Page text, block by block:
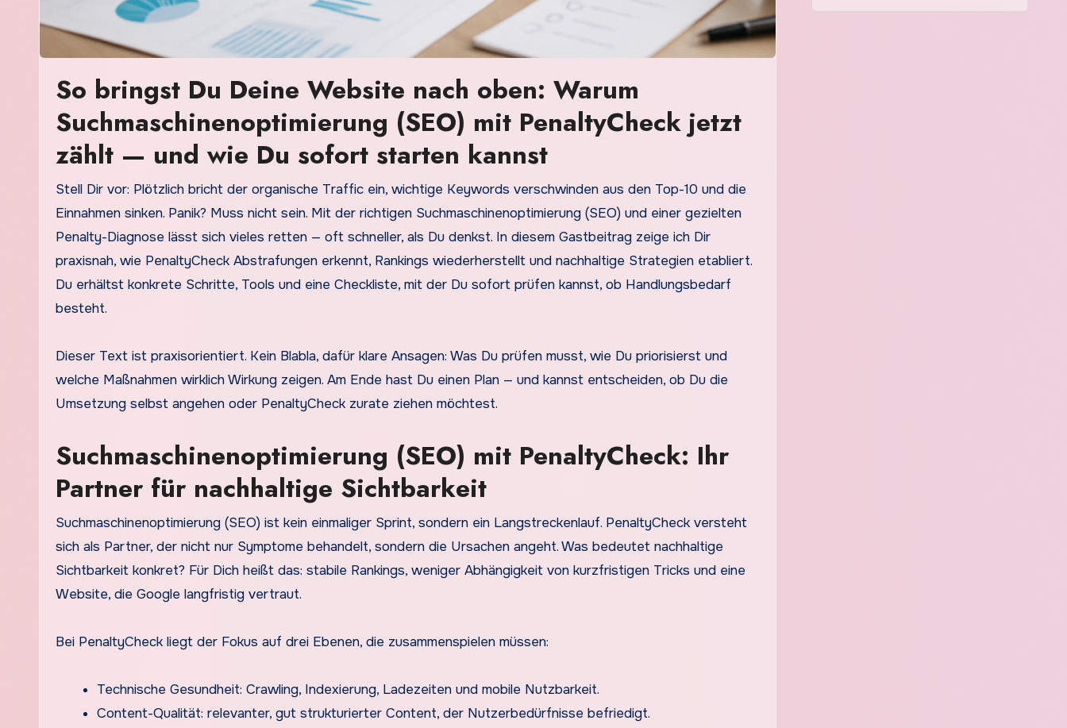
So bringst Du Deine Website nach oben: Warum
Suchmaschinenoptimierung (SEO) mit PenaltyCheck jetzt
zählt — und wie Du sofort starten kannst
Stell Dir vor: Plötzlich bricht der organische Traffic ein, wichtige Keywords verschwinden aus den Top-10 und die
Einnahmen sinken. Panik? Muss nicht sein. Mit der richtigen Suchmaschinenoptimierung (SEO) und einer gezielten
Penalty-Diagnose lässt sich vieles retten — oft schneller, als Du denkst. In diesem Gastbeitrag zeige ich Dir
praxisnah, wie PenaltyCheck Abstrafungen erkennt, Rankings wiederherstellt und nachhaltige Strategien etabliert.
Du erhältst konkrete Schritte, Tools und eine Checkliste, mit der Du sofort prüfen kannst, ob Handlungsbedarf
besteht.
Dieser Text ist praxisorientiert. Kein Blabla, dafür klare Ansagen: Was Du prüfen musst, wie Du priorisierst und
welche Maßnahmen wirklich Wirkung zeigen. Am Ende hast Du einen Plan — und kannst entscheiden, ob Du die
Umsetzung selbst angehen oder PenaltyCheck zurate ziehen möchtest.
Suchmaschinenoptimierung (SEO) mit PenaltyCheck: Ihr
Partner für nachhaltige Sichtbarkeit
Suchmaschinenoptimierung (SEO) ist kein einmaliger Sprint, sondern ein Langstreckenlauf. PenaltyCheck versteht
sich als Partner, der nicht nur Symptome behandelt, sondern die Ursachen angeht. Was bedeutet nachhaltige
Sichtbarkeit konkret? Für Dich heißt das: stabile Rankings, weniger Abhängigkeit von kurzfristigen Tricks und eine
Website, die Google langfristig vertraut.
Bei PenaltyCheck liegt der Fokus auf drei Ebenen, die zusammenspielen müssen:
Technische Gesundheit: Crawling, Indexierung, Ladezeiten und mobile Nutzbarkeit.
Content-Qualität: relevanter, gut strukturierter Content, der Nutzerbedürfnisse befriedigt.